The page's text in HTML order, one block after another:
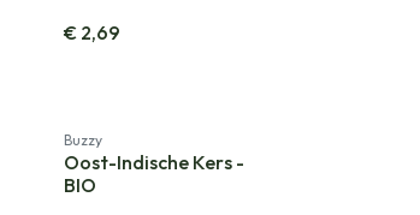
€ 2,69
Buzzy
Oost-Indische Kers -
BIO